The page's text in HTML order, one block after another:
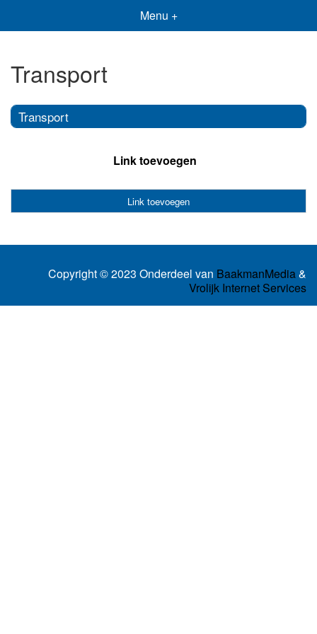
Menu +
Transport
Transport
Link toevoegen
Link toevoegen
Copyright © 2023 Onderdeel van BaakmanMedia&
Vrolijk Internet Services